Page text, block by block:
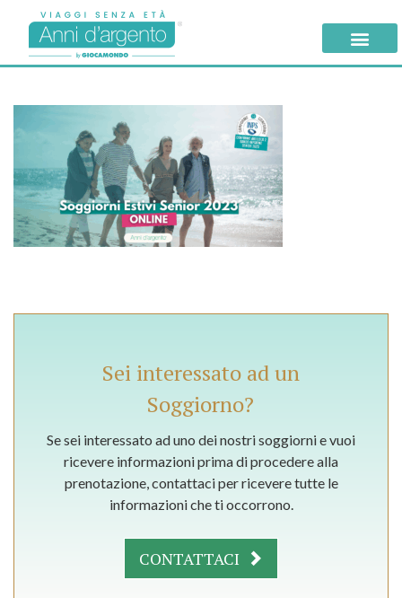
Sei interessato ad un
Soggiorno?
Se sei interessato ad uno dei nostri soggiorni e vuoi
ricevere informazioni prima di procedere alla
prenotazione, contattaci per ricevere tutte le
informazioni che ti occorrono.
CONTATTACI